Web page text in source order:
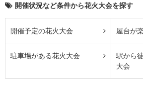
開催状況など条件から花火大会を探す
開催予定の花火大会 屋台が
駐車場がある花火大会
駅から
大会